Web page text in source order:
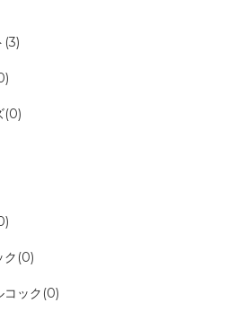
(3)
(0)
ク(0)
コック(0)